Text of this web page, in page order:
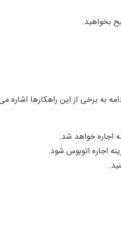
بخواهید.
به برخی از این راهکارها اشاره
اجاره خواهد شد.
اجاره اتوبوس شود.